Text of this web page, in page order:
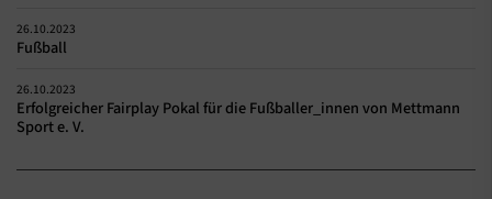
26.10.2023
Fußball
26.10.2023
Erfolgreicher Fairplay Pokal für die Fußballer_innen von Mettmann
Sport e. V.